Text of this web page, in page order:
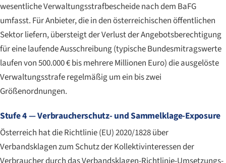
wesentliche Verwaltungsstrafbescheide nach dem BaFG
umfasst. Für Anbieter, die in den österreichischen öffentlichen
Sektor liefern, übersteigt der Verlust der Angebotsberechtigung
für eine laufende Ausschreibung (typische Bundesmitragswerte
laufen von 500.000 € bis mehrere Millionen Euro) die ausgelöste
Verwaltungsstrafe regelmäßig um ein bis zwei
Größenordnungen.
Stufe 4 — Verbraucherschutz- und Sammelklage-Exposure
Österreich hat die Richtlinie (EU) 2020/1828 über
Verbandsklagen zum Schutz der Kollektivinteressen der